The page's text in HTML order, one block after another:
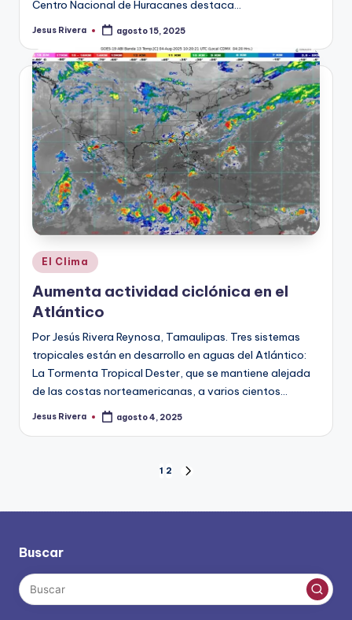
Centro Nacional de Huracanes destaca…
Publicado
Jesus Rivera agosto 15, 2025
Publicado
en
El Clima
Aumenta actividad ciclónica en el
Atlántico
Por Jesús Rivera Reynosa, Tamaulipas. Tres sistemas
tropicales están en desarrollo en aguas del Atlántico:
La Tormenta Tropical Dester, que se mantiene alejada
de las costas norteamericanas, a varios cientos…
Publicado
Jesus Rivera agosto 4, 2025
de
1 2
Buscar